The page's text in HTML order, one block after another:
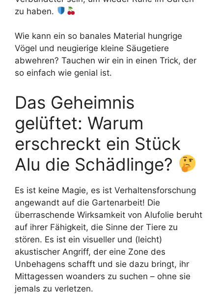
zu haben.
Wie kann ein so banales Material hungrige
Vögel und neugierige kleine Säugetiere
abwehren? Tauchen wir ein in einen Trick, der
so einfach wie genial ist.
Das Geheimnis
gelüftet: Warum
erschreckt ein Stück
Alu die Schädlinge?
Es ist keine Magie, es ist Verhaltensforschung
angewandt auf die Gartenarbeit! Die
überraschende Wirksamkeit von Alufolie beruht
auf ihrer Fähigkeit, die Sinne der Tiere zu
stören. Es ist ein visueller und (leicht)
akustischer Angriff, der eine Zone des
Unbehagens schafft und sie dazu bringt, ihr
Mittagessen woanders zu suchen – ohne sie
jemals zu verletzen.